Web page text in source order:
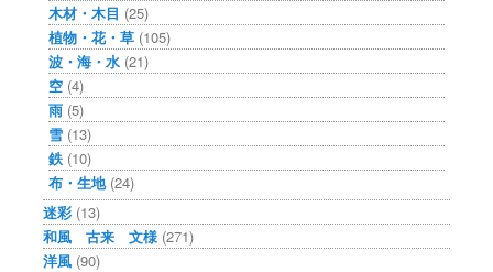
木材・木目 (25)
植物・花・草 (105)
波・海・水 (21)
空 (4)
雨 (5)
雪 (13)
鉄 (10)
布・生地(24)
迷彩 (13)
和風 古来 文様 (271)
洋風 (90)